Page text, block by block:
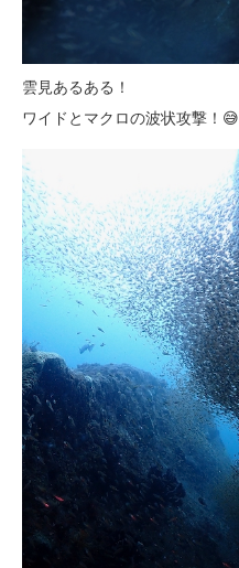
雲見あるある！
ワイドとマクロの波状攻撃！😅